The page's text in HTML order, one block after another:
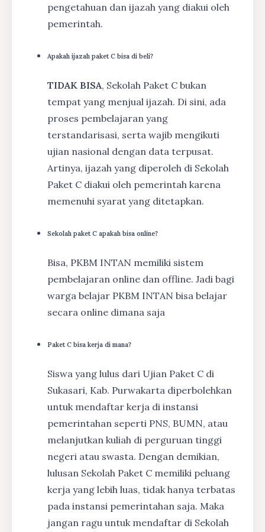
pengetahuan dan ijazah yang diakui oleh
pemerintah.
Apakah ijazah paket C bisa di beli?
TIDAK BISA, Sekolah Paket C bukan
tempat yang menjual ijazah. Di sini, ada
proses pembelajaran yang
terstandarisasi, serta wajib mengikuti
ujian nasional dengan data terpusat.
Artinya, ijazah yang diperoleh di Sekolah
Paket C diakui oleh pemerintah karena
memenuhi syarat yang ditetapkan.
Sekolah paket C apakah bisa online?
Bisa, PKBM INTAN memiliki sistem
pembelajaran online dan offline. Jadi bagi
warga belajar PKBM INTAN bisa belajar
secara online dimana saja
Paket C bisa kerja di mana?
Siswa yang lulus dari Ujian Paket C di
Sukasari, Kab. Purwakarta diperbolehkan
untuk mendaftar kerja di instansi
pemerintahan seperti PNS, BUMN, atau
melanjutkan kuliah di perguruan tinggi
negeri atau swasta. Dengan demikian,
lulusan Sekolah Paket C memiliki peluang
kerja yang lebih luas, tidak hanya terbatas
pada instansi pemerintahan saja. Maka
jangan ragu untuk mendaftar di Sekolah